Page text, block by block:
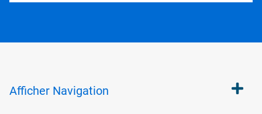
Afficher Navigation